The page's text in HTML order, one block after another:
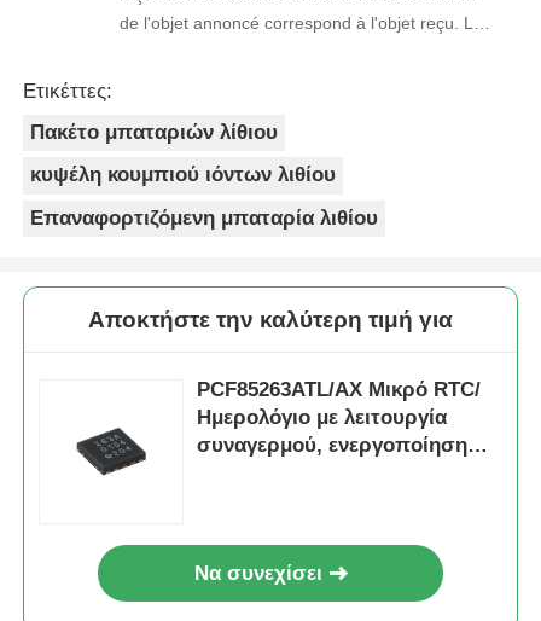
de l'objet annoncé correspond à l'objet reçu. Le
Ετικέττες:
Πακέτο μπαταριών λίθιου
κυψέλη κουμπιού ιόντων λιθίου
Επαναφορτιζόμενη μπαταρία λιθίου
Αποκτήστε την καλύτερη τιμή για
PCF85263ATL/AX Μικρό RTC/
Ημερολόγιο με λειτουργία
συναγερμού, ενεργοποίηση
Να συνεχίσει